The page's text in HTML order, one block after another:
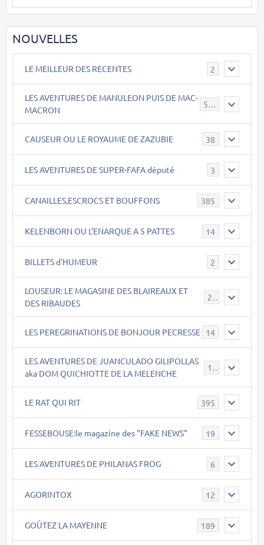
NOUVELLES
LE MEILLEUR DES RECENTES 2
LES AVENTURES DE MANULEON PUIS DE MAC-
MACRON
543
CAUSEUR OU LE ROYAUME DE ZAZUBIE 38
LES AVENTURES DE SUPER-FAFA député 3
CANAILLES,ESCROCS ET BOUFFONS 385
KELENBORN OU L'ENARQUE A 5 PATTES 14
BILLETS d'HUMEUR 2
LOUSEUR: LE MAGASINE DES BLAIREAUX ET
DES RIBAUDES
21
LES PEREGRINATIONS DE BONJOUR PECRESSE 14
LES AVENTURES DE JUANCULADO GILIPOLLAS
aka DOM QUICHIOTTE DE LA MELENCHE
119
LE RAT QUI RIT 395
FESSEBOUSE:le magazine des "FAKE NEWS" 19
LES AVENTURES DE PHILANAS FROG 6
AGORINTOX 12
GOÛTEZ LA MAYENNE 189